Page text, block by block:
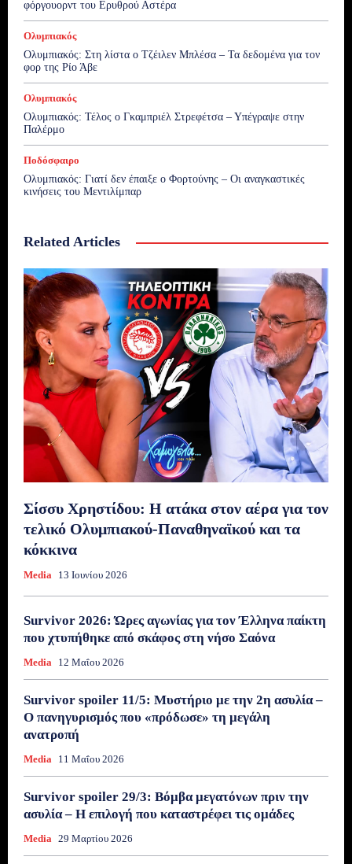
φόργουορντ του Ερυθρού Αστέρα
Ολυμπιακός
Ολυμπιακός: Στη λίστα ο Τζέιλεν Μπλέσα – Τα δεδομένα για τον
φορ της Ρίο Άβε
Ολυμπιακός
Ολυμπιακός: Τέλος ο Γκαμπριέλ Στρεφέτσα – Υπέγραψε στην
Παλέρμο
Ποδόσφαιρο
Ολυμπιακός: Γιατί δεν έπαιξε ο Φορτούνης – Οι αναγκαστικές
κινήσεις του Μεντιλίμπαρ
Related Articles
Σίσσυ Χρηστίδου: Η ατάκα στον αέρα για τον
τελικό Ολυμπιακού-Παναθηναϊκού και τα
κόκκινα
Media 13 Ιουνίου 2026
Survivor 2026: Ώρες αγωνίας για τον Έλληνα παίκτη
που χτυπήθηκε από σκάφος στη νήσο Σαόνα
Media 12 Μαΐου 2026
Survivor spoiler 11/5: Μυστήριο με την 2η ασυλία –
Ο πανηγυρισμός που «πρόδωσε» τη μεγάλη
ανατροπή
Media 11 Μαΐου 2026
Survivor spoiler 29/3: Βόμβα μεγατόνων πριν την
ασυλία – Η επιλογή που καταστρέφει τις ομάδες
Media 29 Μαρτίου 2026